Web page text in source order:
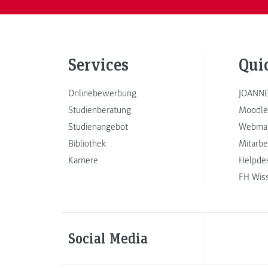
Services
Onlinebewerbung
Studienberatung
Studienangebot
Bibliothek
Karriere
FH
Social Media